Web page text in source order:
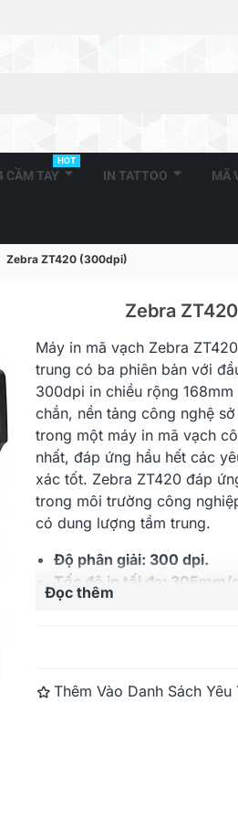
CẦM TAY
HOT
IN TATTOO MÃ
Zebra ZT420 (300dpi)
Zebra
Máy in mã vạch Zebra
trung có ba phiên bản với
300dpi in chiều rộng
chắn, nền tảng công nghệ
trong một máy in mã vạch
nhất, đáp ứng hầu hết các
xác tốt. Zebra ZT420 đáp
trong môi trường công
có dung lượng tầm trung.
Độ phân giải: 300 dpi.
Tốc độ in tối đa: 305mm/
Khổ in tối đa: 168 mm.
Bluetooth 2.0
Đọc thêm
Thêm Vào Danh Sách Yêu